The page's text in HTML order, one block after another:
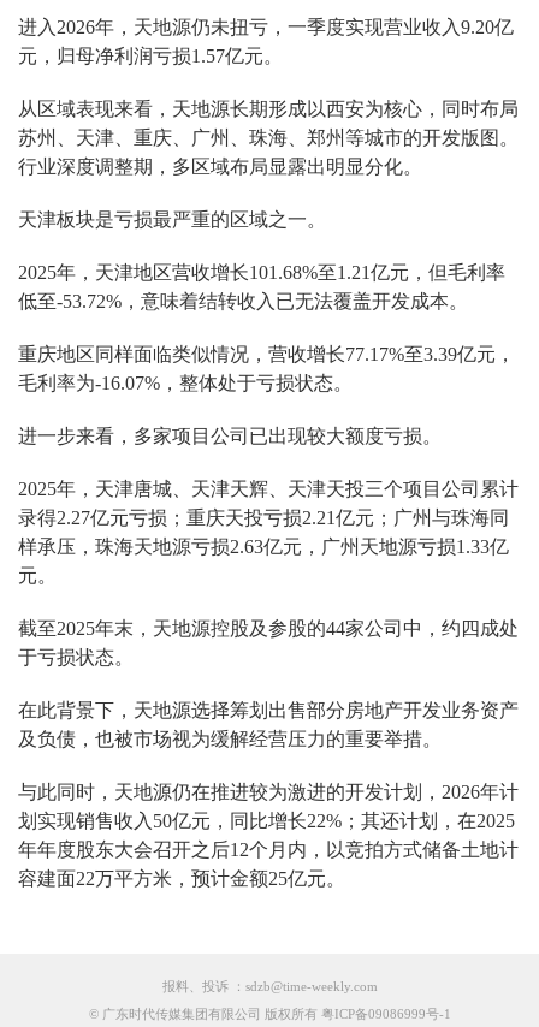
进入2026年，天地源仍未扭亏，一季度实现营业收入9.20亿
元，归母净利润亏损1.57亿元。
从区域表现来看，天地源长期形成以西安为核心，同时布局
苏州、天津、重庆、广州、珠海、郑州等城市的开发版图。
行业深度调整期，多区域布局显露出明显分化。
天津板块是亏损最严重的区域之一。
2025年，天津地区营收增长101.68%至1.21亿元，但毛利率
低至-53.72%，意味着结转收入已无法覆盖开发成本。
重庆地区同样面临类似情况，营收增长77.17%至3.39亿元，
毛利率为-16.07%，整体处于亏损状态。
进一步来看，多家项目公司已出现较大额度亏损。
2025年，天津唐城、天津天辉、天津天投三个项目公司累计
录得2.27亿元亏损；重庆天投亏损2.21亿元；广州与珠海同
样承压，珠海天地源亏损2.63亿元，广州天地源亏损1.33亿
元。
截至2025年末，天地源控股及参股的44家公司中，约四成处
于亏损状态。
在此背景下，天地源选择筹划出售部分房地产开发业务资产
及负债，也被市场视为缓解经营压力的重要举措。
与此同时，天地源仍在推进较为激进的开发计划，2026年计
划实现销售收入50亿元，同比增长22%；其还计划，在2025
年年度股东大会召开之后12个月内，以竞拍方式储备土地计
容建面22万平方米，预计金额25亿元。
报料、投诉 ：sdzb@time-weekly.com
© 广东时代传媒集团有限公司 版权所有 粤ICP备09086999号-1